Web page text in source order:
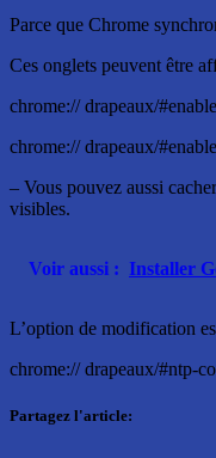
Parce que Chrome
Ces onglets peuvent être
chrome:// drapeaux/
chrome:// drapeaux/
– Vous pouvez aussi
visibles.
Voir aussi : Installer
L’option de modification
chrome:// drapeaux/#ntp-
Partagez l'article: